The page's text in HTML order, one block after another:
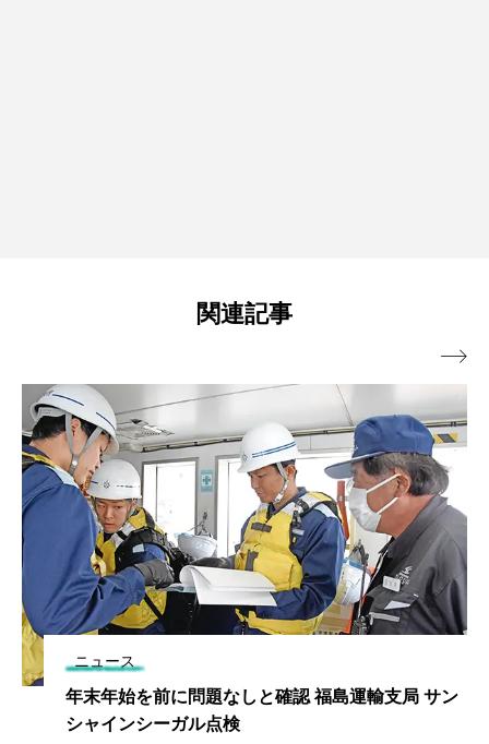
関連記事
ニュース
年末年始を前に問題なしと確認 福島運輸支局 サン
シャインシーガル点検
